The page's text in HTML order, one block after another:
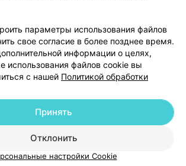
персональных данных
УНП 191700409
| 220012, Республика Беларусь,
поддержки +375 291212755
параметры использования файлов
свое согласие в более позднее время.
информации о целях,
использования файлов cookie вы
с нашей Политикой обработки
Отклонить
Принять
настройки Cookie